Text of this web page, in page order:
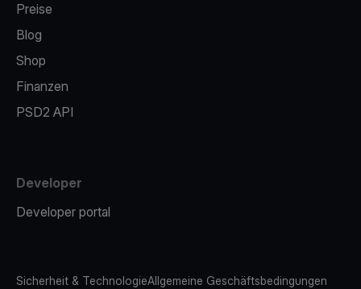
Preise
Blog
Shop
Finanzen
PSD2 API
Developer
Developer portal
Sicherheit & TechnologieAllgemeine Geschäftsbedingungen